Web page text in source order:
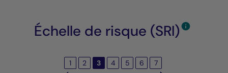
Échelle de risque (SRI)
1 2 3 4 5 6 7